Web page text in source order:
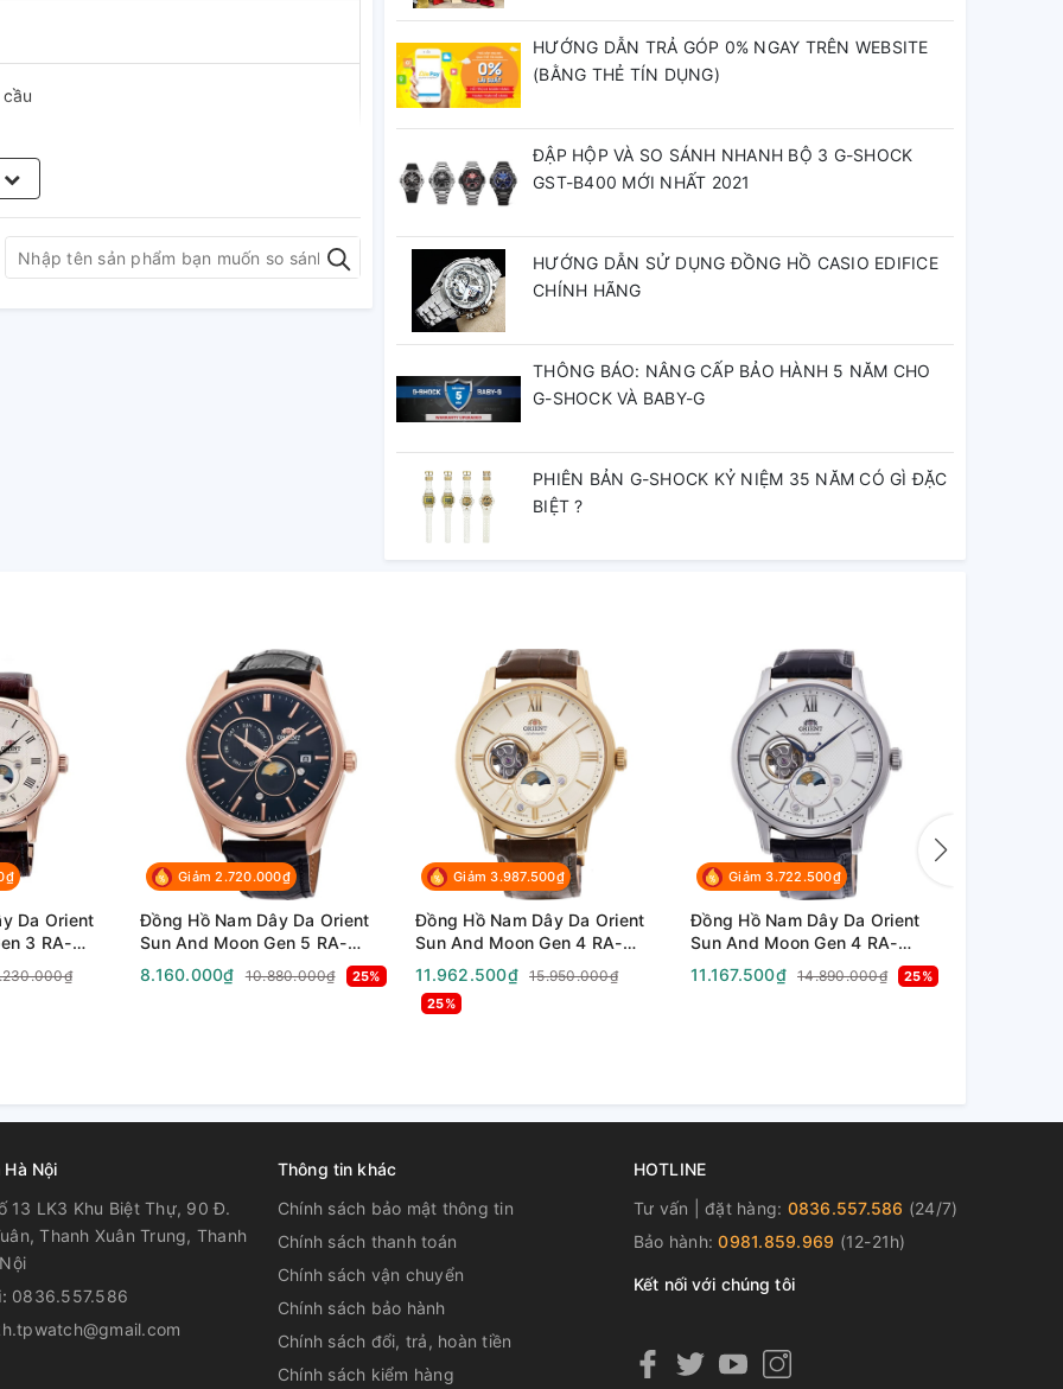
in Japan
gỉ
HƯỚNG DẪN TRẢ GÓP 0% NGAY TRÊN WEBSITE
(BẰNG THẺ TÍN DỤNG)
ĐẬP HỘP VÀ SO SÁNH NHANH BỘ 3 G-SHOCK
GST-B400 MỚI NHẤT 2021
HƯỚNG DẪN SỬ DỤNG ĐỒNG HỒ CASIO EDIFICE
CHÍNH HÃNG
THÔNG BÁO: NÂNG CẤP BẢO HÀNH 5 NĂM CHO
G-SHOCK VÀ BABY-G
PHIÊN BẢN G-SHOCK KỶ NIỆM 35 NĂM CÓ GÌ ĐẶC
BIỆT ?
Da Orient
3 RA-
AK0001S
Giảm 2.720.000₫
Đồng Hồ Nam Dây Da Orient
Sun And Moon Gen 5 RA-
AK0309B10B ( RA-
AK0309B30B ) ( RA-
8.160.000₫ 10.880.000₫ 25%
Giảm 3.987.500₫
Đồng Hồ Nam Dây Da Orient
Sun And Moon Gen 4 RA-
AS0010S10B ( RA-
AS0010S30B ) ( RA-
AS0010S00C ) - Size 42mm
11.962.500₫ 15.950.000₫
25%
Giảm 3.722.500₫
Đồng Hồ Nam Dây Da Orient
Sun And Moon Gen 4 RA-
AS0011S10B ( RA-
AS0011S30B ) ( RA-
11.167.500₫ 14.890.000₫ 25%
Hà Nội
13 LK3 Khu Biệt Thự, 90 Đ.
Thanh Xuân Trung, Thanh
0836.557.586
Thông tin khác
Chính sách bảo mật thông tin
Chính sách thanh toán
Chính sách vận chuyển
Chính sách bảo hành
Chính sách đổi, trả, hoàn tiền
Chính sách kiểm hàng
HOTLINE
Tư vấn | đặt hàng: 0836.557.586 (24/7)
Bảo hành:0981.859.969 (12-21h)
Kết nối với chúng tôi